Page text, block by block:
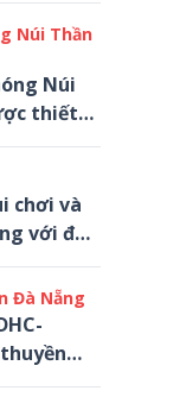
Núi Thần
Núi
thiết
gũi
chơi và
với đa
khác
Đà Nẵng
dựng